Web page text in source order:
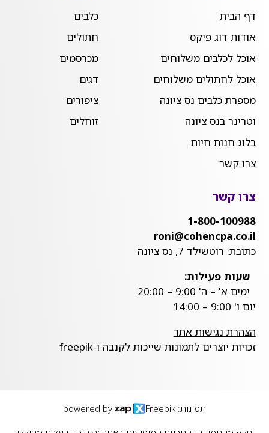
דף הבית
אודות דוג פיקס
אוכל לכלבים משלוחים
אוכל לחתולים משלוחים
מספרת כלבים נס ציונה
וטרינר בנס ציונה
בלוג חנות חיות
צרו קשר
כלבים
חתולים
מכרסמים
דגים
ציפורים
זוחלים
צרו קשר
1-800-100988
roni@cohencpa.co.il
כתובת: רוטשילד 7, נס ציונה
שעות פעילות:
ימים א' – ה' 9:00 – 20:00
יום ו' 9:00 – 14:00
הצהרת נגישות אתר
זכויות יוצרים לתמונות שייכות לקנבה ו-freepik
תמונות: Freepik powered by